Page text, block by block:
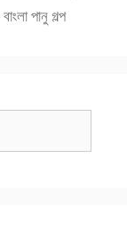
বাংলা পানু গল্প